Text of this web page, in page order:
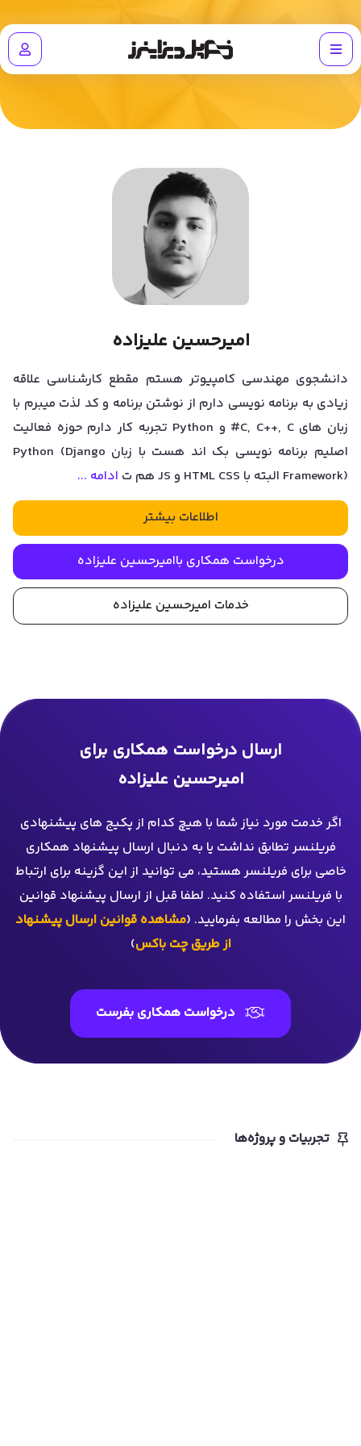
امیرحسین علیزاده
دانشجوی مهندسی کامپیوتر هستم مقطع کارشناسی علاقه
زیادی به برنامه نویسی دارم از نوشتن برنامه و کد لذت میبرم با
زبان های C, C++, C# و Python تجربه کار دارم حوزه فعالیت
اصلیم برنامه نویسی بک اند هست با زبان Python (Django
Framework) البته با HTML CSS و JS هم ت
ادامه ...
اطلاعات بیشتر
درخواست همکاری باامیرحسین علیزاده
خدمات امیرحسین علیزاده
ارسال درخواست همکاری برای
امیرحسین علیزاده
اگر خدمت مورد نیاز شما با هیچ کدام از پکیج های پیشنهادی
فریلنسر تطابق نداشت یا به دنبال ارسال پیشنهاد همکاری
خاصی برای فریلنسر هستید، می توانید از این گزینه برای ارتباط
با فریلنسر استفاده کنید. لطفا قبل از ارسال پیشنهاد قوانین
این بخش را مطالعه بفرمایید. (مشاهده قوانین ارسال پیشنهاد
از طریق چت باکس)
درخواست همکاری بفرست
تجربیات و پروژه‌ها